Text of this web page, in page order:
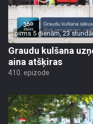
pirms 5 dienām, 23
Graudu kulšana
aina atšķiras
410. epizode